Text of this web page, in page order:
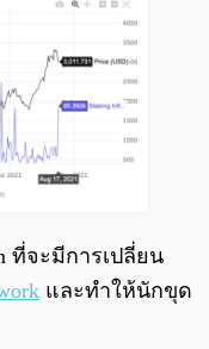
ที่จะมีการเปลี่ยน
และทำให้นักขุด